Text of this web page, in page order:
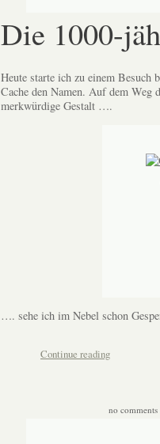
Die 1000-
Heute starte ich zu einem Besuch
Cache den Namen. Auf dem Weg
merkwürdige Gestalt ….
…. sehe ich im Nebel schon
Continue reading
no comments